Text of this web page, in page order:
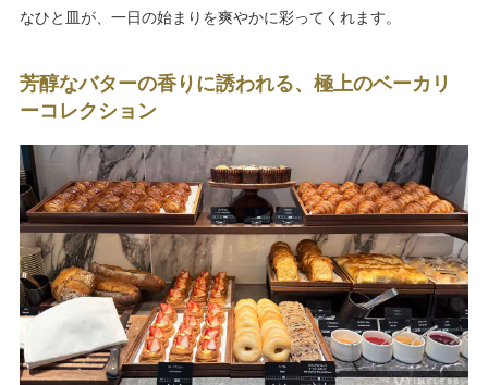
なひと皿が、一日の始まりを爽やかに彩ってくれます。
芳醇なバターの香りに誘われる、極上のベーカリ
ーコレクション